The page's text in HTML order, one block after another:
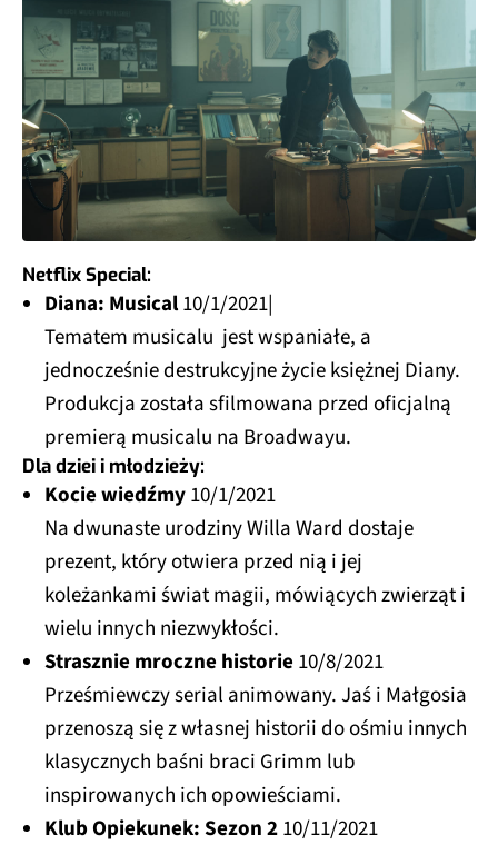
Netflix Special:
Diana: Musical10/1/2021|
Tematem musicalu jest wspaniałe, a
jednocześnie destrukcyjne życie księżnej Diany.
Produkcja została sfilmowana przed oficjalną
premierą musicalu na Broadwayu.
Dla dziei i młodzieży:
Kocie wiedźmy10/1/2021
Na dwunaste urodziny Willa Ward dostaje
prezent, który otwiera przed nią i jej
koleżankami świat magii, mówiących zwierząt i
wielu innych niezwykłości.
Strasznie mroczne historie10/8/2021
Prześmiewczy serial animowany. Jaś i Małgosia
przenoszą się z własnej historii do ośmiu innych
klasycznych baśni braci Grimm lub
inspirowanych ich opowieściami.
Klub Opiekunek: Sezon 210/11/2021